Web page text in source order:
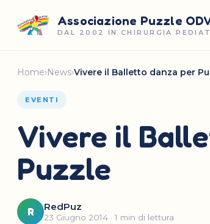
Associazione Puzzle
DAL 2002 IN CHIRURGIA
Home›News›Vivere il Balletto danza per
EVENTI
Vivere il
Puzzle
R RedPuz
23 Giugno 2014 · 1 min di lettura